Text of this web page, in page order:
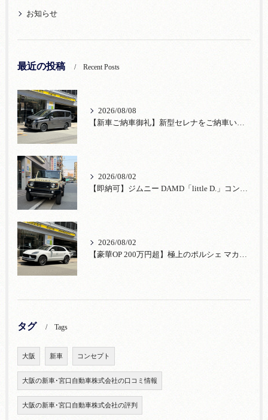
お知らせ
最近の投稿 Recent Posts
2026/08/08
【新車ご納車御礼】新型セレナをご納車いたしました！宮口自動車株式会社
2026/08/02
【即納可】ジムニー DAMD「little D.」コンプリート！登録済未使用車あり
2026/08/02
【豪華OP 200万円超】極上のポルシェ マカンが入荷！注目のオプション装備
タグ Tags
大阪 新車 コンセプト
大阪の新車･宮口自動車株式会社の口コミ情報
大阪の新車･宮口自動車株式会社の評判